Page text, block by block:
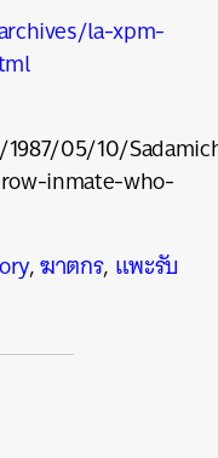
la-xpm-
05/10/
inmate-who-
,ฆาตกร, แพะรับ